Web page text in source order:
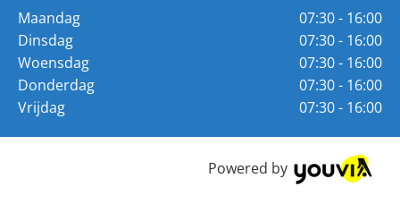
Maandag
07:30 - 16:00
Dinsdag
07:30 - 16:00
Woensdag
07:30 - 16:00
Donderdag
07:30 - 16:00
Vrijdag
07:30 - 16:00
Powered by